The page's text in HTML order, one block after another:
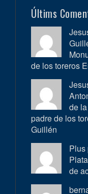
Últims
de los toreros
de
padre de los
Guillén
Plus
de